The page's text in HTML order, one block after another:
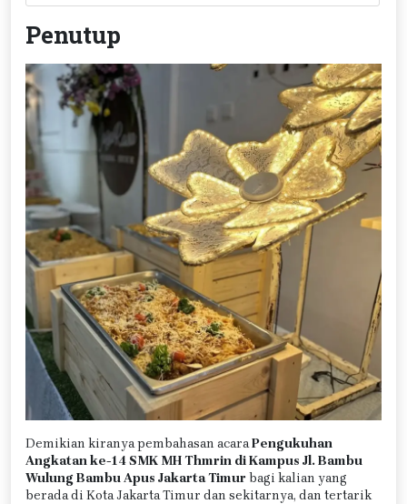
Penutup
Demikian kiranya pembahasan acaraPengukuhan
Angkatan ke-14 SMK MH Thmrin di Kampus Jl. Bambu
Wulung Bambu Apus Jakarta Timurbagi kalian yang
berada di Kota Jakarta Timur dan sekitarnya, dan tertarik